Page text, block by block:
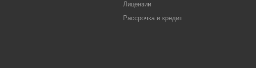
Лицензии
Рассрочка и кредит